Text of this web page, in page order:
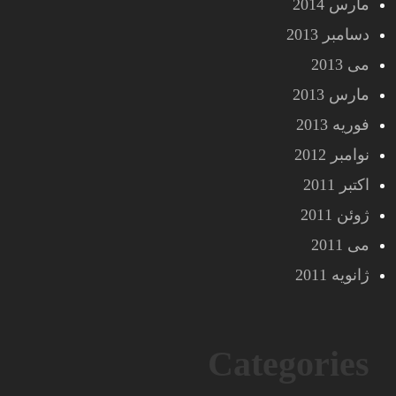
مارس 2014
دسامبر 2013
می 2013
مارس 2013
فوریه 2013
نوامبر 2012
اکتبر 2011
ژوئن 2011
می 2011
ژانویه 2011